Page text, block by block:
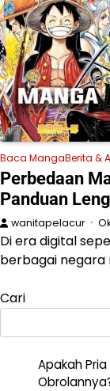
Baca MangaBerita &
Perbedaan
Panduan
wanitapelacur
Di era digital
berbagai negara
Cari
Apakah